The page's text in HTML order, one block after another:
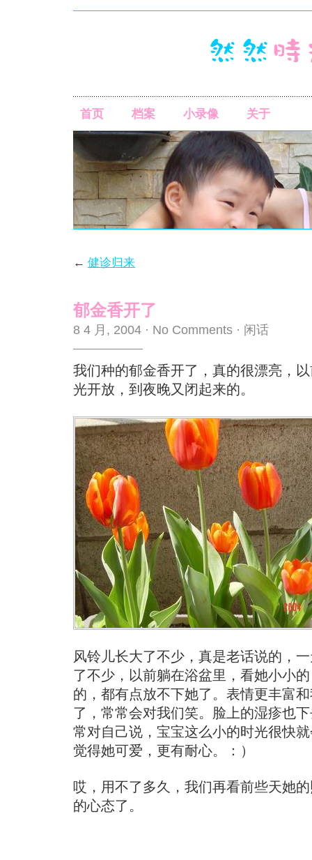
首页 档案 小录像 关于
← 健诊归来
郁金香开了
8 4 月, 2004 · No Comments · 闲话
我们种的郁金香开了，真的很漂亮，
光开放，到夜晚又闭起来的。
风铃儿长大了不少，真是老话说的，
了不少，以前躺在浴盆里，看她小小
的，都有点放不下她了。表情更丰富
了，常常会对我们笑。脸上的湿疹也
常对自己说，宝宝这么小的时光很快
觉得她可爱，更有耐心。：）
哎，用不了多久，我们再看前些天她
的心态了。